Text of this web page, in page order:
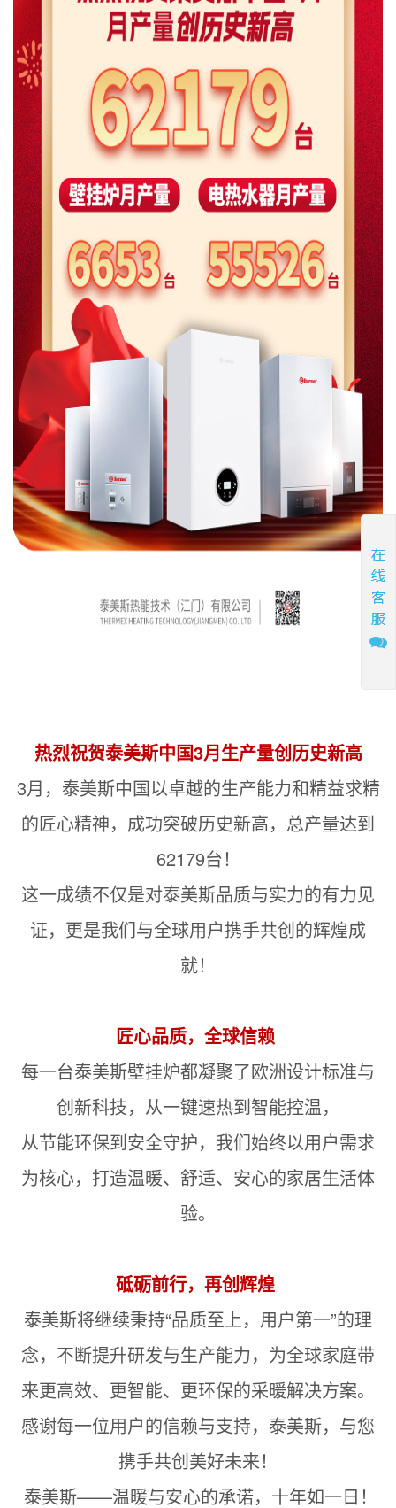
热烈祝贺泰美斯中国3月生产量创历史新高
3月，泰美斯中国以卓越的生产能力和精益求精
的匠心精神，成功突破历史新高，总产量达到
62179台！
这一成绩不仅是对泰美斯品质与实力的有力见
证，更是我们与全球用户携手共创的辉煌成
就！
匠心品质，全球信赖
每一台泰美斯壁挂炉都凝聚了欧洲设计标准与
创新科技，从一键速热到智能控温，
从节能环保到安全守护，我们始终以用户需求
为核心，打造温暖、舒适、安心的家居生活体
验。
砥砺前行，再创辉煌
泰美斯将继续秉持“品质至上，用户第一”的理
念，不断提升研发与生产能力，为全球家庭带
来更高效、更智能、更环保的采暖解决方案。
感谢每一位用户的信赖与支持，泰美斯，与您
携手共创美好未来！
泰美斯——温暖与安心的承诺，十年如一日！